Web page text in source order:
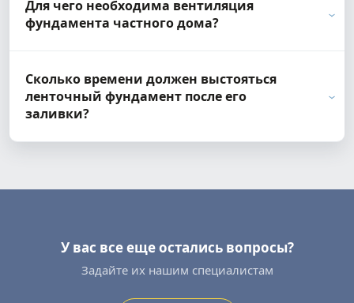
Для чего необходима вентиляция
фундамента частного дома?
Сколько времени должен выстояться
ленточный фундамент после его
заливки?
У вас все еще остались вопросы?
Задайте их нашим специалистам